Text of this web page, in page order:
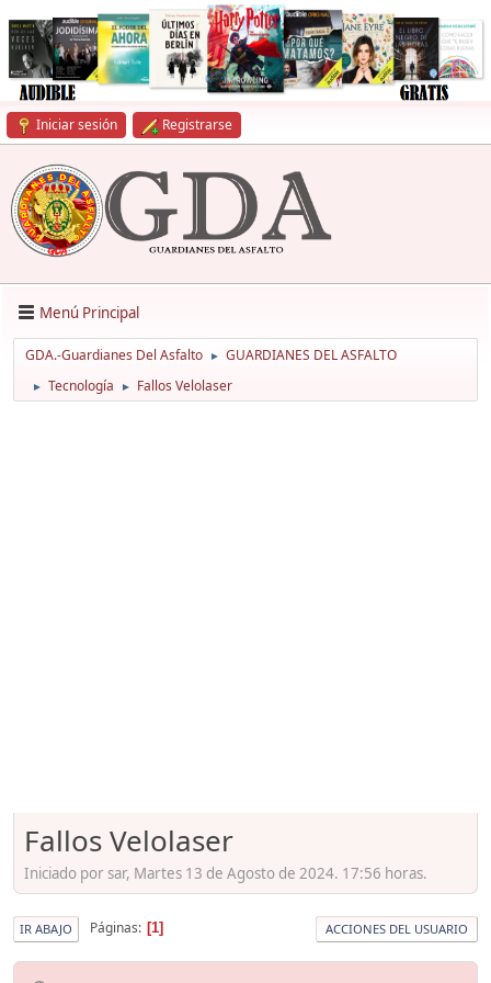
Iniciar sesión Registrarse
Menú Principal
GDA.-Guardianes Del Asfalto ► GUARDIANES DEL ASFALTO
► Tecnología ► Fallos Velolaser
Fallos Velolaser
Iniciado por sar, Martes 13 de Agosto de 2024. 17:56 horas.
IR ABAJO Páginas 1 ACCIONES DEL USUARIO